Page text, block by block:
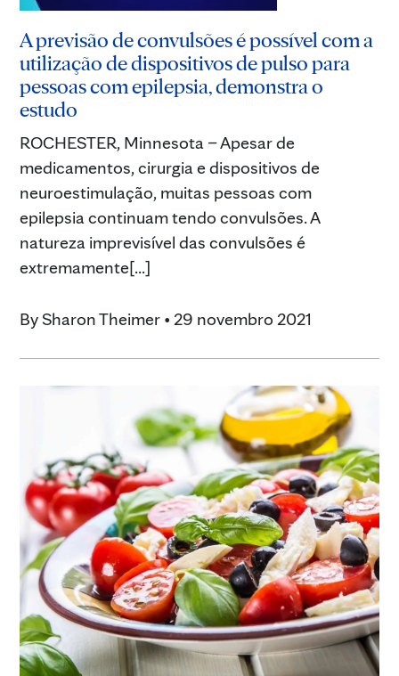
A previsão de convulsões é possível com a
utilização de dispositivos de pulso para
pessoas com epilepsia, demonstra o
estudo
ROCHESTER, Minnesota – Apesar de
medicamentos, cirurgia e dispositivos de
neuroestimulação, muitas pessoas com
epilepsia continuam tendo convulsões. A
natureza imprevisível das convulsões é
extremamente[...]
By Sharon Theimer • 29 novembro 2021